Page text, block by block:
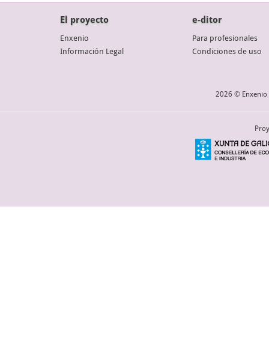
El proyecto
Enxenio
Información Legal
e-ditor
Para profesionales
Condiciones de uso
2026 © Enxenio